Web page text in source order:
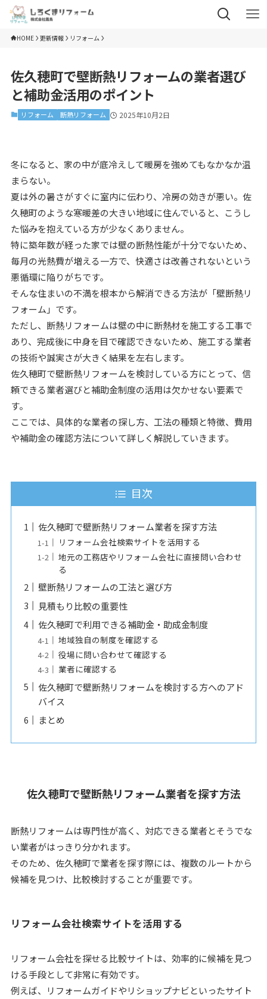
HOME 更新情報 リフォーム
佐久穂町で壁断熱リフォームの業者選び
と補助金活用のポイント
リフォーム 断熱リフォーム 2025年10月2日
冬になると、家の中が底冷えして暖房を強めてもなかなか温
まらない。
夏は外の暑さがすぐに室内に伝わり、冷房の効きが悪い。佐
久穂町のような寒暖差の大きい地域に住んでいると、こうし
た悩みを抱えている方が少なくありません。
特に築年数が経った家では壁の断熱性能が十分でないため、
毎月の光熱費が増える一方で、快適さは改善されないという
悪循環に陥りがちです。
そんな住まいの不満を根本から解消できる方法が「壁断熱リ
フォーム」です。
ただし、断熱リフォームは壁の中に断熱材を施工する工事で
あり、完成後に中身を目で確認できないため、施工する業者
の技術や誠実さが大きく結果を左右します。
佐久穂町で壁断熱リフォームを検討している方にとって、信
頼できる業者選びと補助金制度の活用は欠かせない要素で
す。
ここでは、具体的な業者の探し方、工法の種類と特徴、費用
や補助金の確認方法について詳しく解説していきます。
目次
佐久穂町で壁断熱リフォーム業者を探す方法
リフォーム会社検索サイトを活用する
地元の工務店やリフォーム会社に直接問い合わせ
る
壁断熱リフォームの工法と選び方
見積もり比較の重要性
佐久穂町で利用できる補助金・助成金制度
地域独自の制度を確認する
役場に問い合わせて確認する
業者に確認する
佐久穂町で壁断熱リフォームを検討する方へのアド
バイス
まとめ
佐久穂町で壁断熱リフォーム業者を探す方法
断熱リフォームは専門性が高く、対応できる業者とそうでな
い業者がはっきり分かれます。
そのため、佐久穂町で業者を探す際には、複数のルートから
候補を見つけ、比較検討することが重要です。
リフォーム会社検索サイトを活用する
リフォーム会社を探せる比較サイトは、効率的に候補を見つ
ける手段として非常に有効です。
例えば、リフォームガイドやリショップナビといったサイト